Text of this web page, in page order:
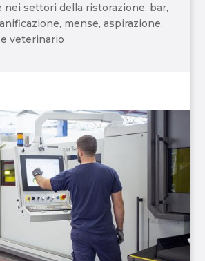
nei settori della ristorazione, bar,
mense, aspirazione,
veterinario